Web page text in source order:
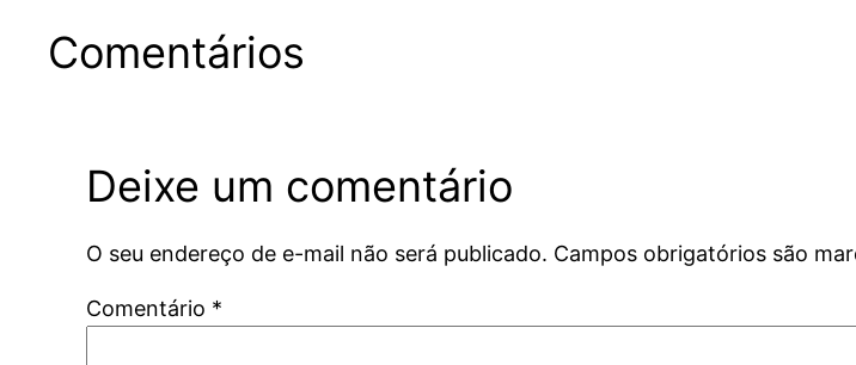
Comentários
Deixe um comentário
O seu endereço de e-mail não será publicado. Campos obrigatórios são
Comentário *